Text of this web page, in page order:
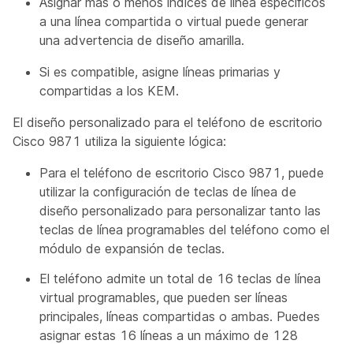
a una línea compartida o virtual puede generar
una advertencia de diseño amarilla.
Si es compatible, asigne líneas primarias y
compartidas a los KEM.
El diseño personalizado para el teléfono de escritorio
Cisco 9871 utiliza la siguiente lógica:
Para el teléfono de escritorio Cisco 9871, puede
utilizar la configuración de teclas de línea de
diseño personalizado para personalizar tanto las
teclas de línea programables del teléfono como el
módulo de expansión de teclas.
El teléfono admite un total de 16 teclas de línea
virtual programables, que pueden ser líneas
principales, líneas compartidas o ambas. Puedes
asignar estas 16 líneas a un máximo de 128